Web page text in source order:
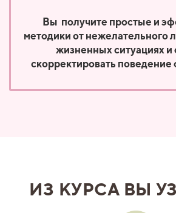
Вы получите простые и
методики от нежелательного
жизненных ситуациях и
скорректировать поведение
ИЗ КУРСА ВЫ